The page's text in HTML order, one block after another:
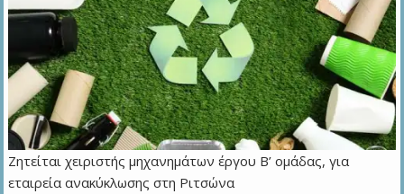
Ζητείται χειριστής μηχανημάτων έργου Β’ ομάδας, για
εταιρεία ανακύκλωσης στη Ριτσώνα